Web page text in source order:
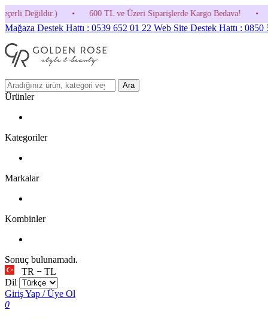
600 TL ve Üzeri Siparişlerde Kargo Bedava! • HOSGELDIN30
Mağaza Destek Hattı : 0539 652 01 22 Web Site Destek Hattı : 0850
Ara
Ürünler
Kategoriler
Markalar
Kombinler
Sonuç bulunamadı.
TR − TL
Dil
Giriş Yap / Üye Ol
0